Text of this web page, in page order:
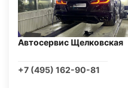
Автосервис Щелковская
+7 (495) 162-90-81